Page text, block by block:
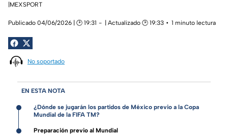
|MEXSPORT
Publicado 04/06/2026 | 🕑 19:31 | Actualizado 🕑 19:33 1 minuto lectura
No soportado
EN ESTA NOTA
¿Dónde se jugarán los partidos de México previo a la Copa
Mundial de la FIFA TM?
Preparación previo al Mundial